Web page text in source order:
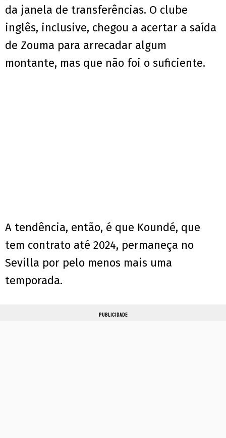
da janela de transferências. O clube
inglês, inclusive, chegou a acertar a saída
de Zouma para arrecadar algum
montante, mas que não foi o suficiente.
A tendência, então, é que Koundé, que
tem contrato até 2024, permaneça no
Sevilla por pelo menos mais uma
temporada.
PUBLICIDADE